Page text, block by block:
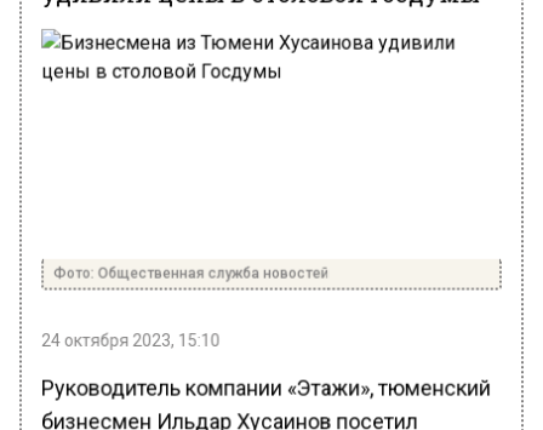
Фото: Общественная служба новостей
24 октября 2023, 15:10
Руководитель компании «Этажи», тюменский
бизнесмен Ильдар Хусаинов посетил